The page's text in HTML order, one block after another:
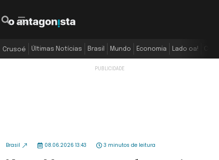
Crusoé Últimas Notícias Brasil Mundo Economia Lado oa!
Brasil 08.06.2026 13:43 3 minutos de leitura